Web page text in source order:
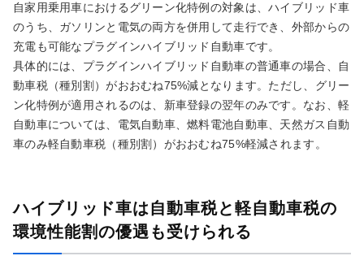
自家用乗用車におけるグリーン化特例の対象は、ハイブリッド車
のうち、ガソリンと電気の両方を併用して走行でき、外部からの
充電も可能なプラグインハイブリッド自動車です。
具体的には、プラグインハイブリッド自動車の普通車の場合、自
動車税（種別割）がおおむね75%減となります。ただし、グリー
ン化特例が適用されるのは、新車登録の翌年のみです。なお、軽
自動車については、電気自動車、燃料電池自動車、天然ガス自動
車のみ軽自動車税（種別割）がおおむね75%軽減されます。
ハイブリッド車は自動車税と軽自動車税の
環境性能割の優遇も受けられる